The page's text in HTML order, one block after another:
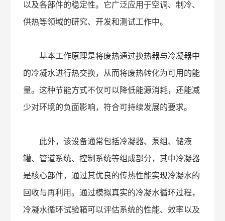
以及各部件的稳定性。它广泛应用于空调、制冷、
供热等领域的研究、开发和测试工作中。
基本工作原理是将废热通过换热器与冷凝器中
的冷凝水进行热交换，从而将废热转化为可用的能
量。这种节能方式不仅可以降低能源消耗，还能减
少对环境的负面影响，符合可持续发展的要求。
此外，该设备通常包括冷凝器、泵组、储液
罐、管道系统、控制系统等组成部分，其中冷凝器
是核心部件，通过其优良的传热性能实现冷凝水的
回收与再利用。通过模拟真实的冷凝水循环过程，
冷凝水循环试验箱可以评估系统的性能、效率以及